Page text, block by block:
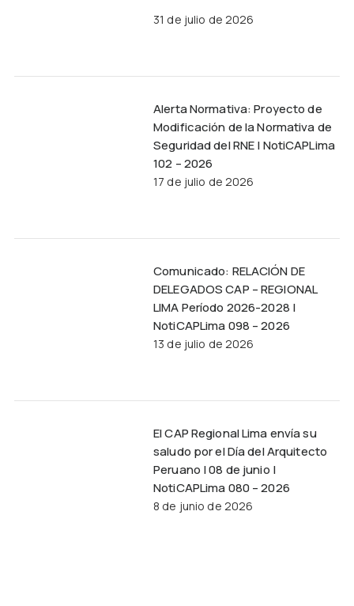
31 de julio de 2026
Alerta Normativa: Proyecto de
Modificación de la Normativa de
Seguridad del RNE | NotiCAPLima
102 – 2026
17 de julio de 2026
Comunicado: RELACIÓN DE
DELEGADOS CAP – REGIONAL
LIMA Período 2026-2028 |
NotiCAPLima 098 – 2026
13 de julio de 2026
El CAP Regional Lima envía su
saludo por el Día del Arquitecto
Peruano | 08 de junio |
NotiCAPLima 080 – 2026
8 de junio de 2026